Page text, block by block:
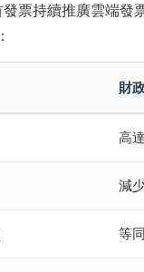
票持續推廣雲端
財
高
減
等